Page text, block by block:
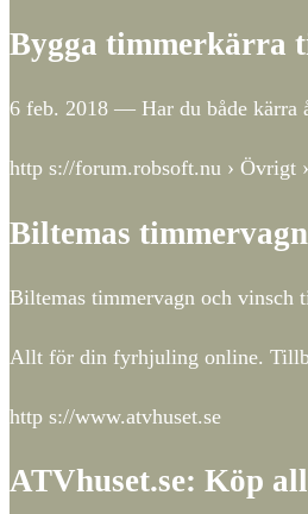
Bygga timmerkärra
6 feb. 2018 — Har du både kärra
http s://forum.robsoft.nu › Övrigt
Biltemas
Biltemas timmervagn och vinsch
Allt för din fyrhjuling online.
http s://www.atvhuset.se
ATVhuset.se: Köp